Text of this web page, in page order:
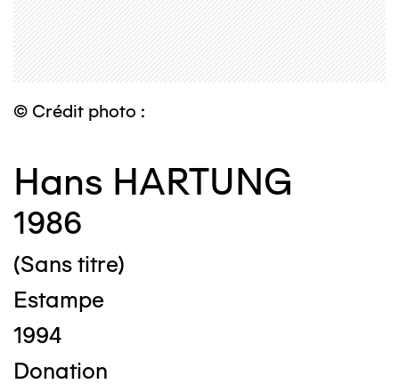
© Crédit photo :
Hans HARTUNG
1986
(Sans titre)
Estampe
1994
Donation